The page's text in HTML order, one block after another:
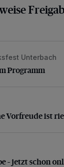
Programm
Unterbach
Programm
ist
Vorfreude ist
– jetzt schon
– jetzt schon